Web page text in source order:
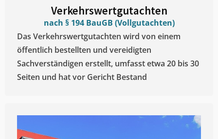
Verkehrswertgutachten
nach § 194 BauGB (Vollgutachten)
Das Verkehrswertgutachten wird von einem
öffentlich bestellten und vereidigten
Sachverständigen erstellt, umfasst etwa 20 bis 30
Seiten und hat vor Gericht Bestand